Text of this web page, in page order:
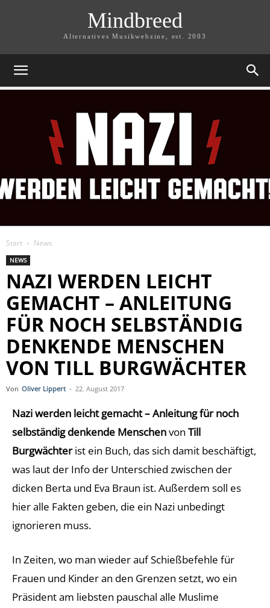
Mindbreed
Alternatives Musikwebzine, est. 2003
Start News
NEWS
NAZI WERDEN LEICHT
GEMACHT – ANLEITUNG
FÜR NOCH SELBSTÄNDIG
DENKENDE MENSCHEN
VON TILL BURGWÄCHTER
Von Oliver Lippert - 22. August 2017
Nazi werden leicht gemacht – Anleitung für noch
selbständig denkende Menschenvon Till
Burgwächterist ein Buch, das sich damit beschäftigt,
was laut der Info der Unterschied zwischen der
dicken Berta und Eva Braun ist. Außerdem soll es
hier alle Fakten geben, die ein Nazi unbedingt
ignorieren muss.
In Zeiten, wo man wieder auf Schießbefehle für
Frauen und Kinder an den Grenzen setzt, wo ein
Präsident am liebsten pauschal alle Muslime